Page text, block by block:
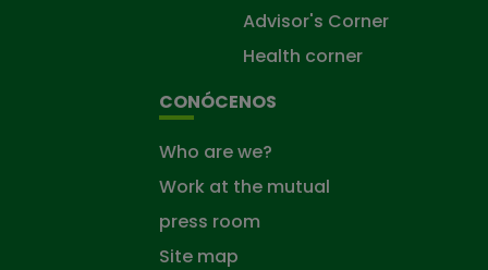
Advisor's Corner
Health corner
CONÓCENOS
Who are we?
Work at the mutual
press room
Site map